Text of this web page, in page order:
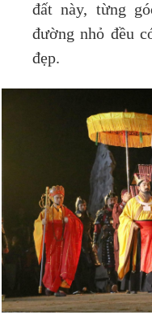
đất này, từng
đường nhỏ đều
đẹp.